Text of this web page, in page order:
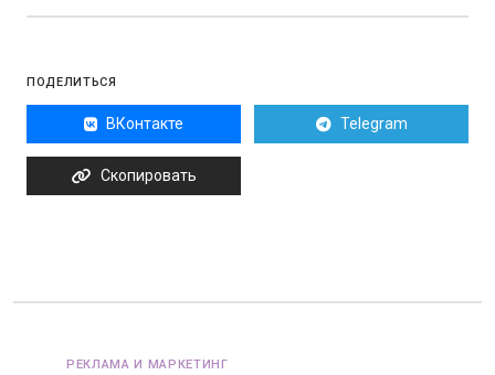
ПОДЕЛИТЬСЯ
ВКонтакте Telegram
Скопировать
РЕКЛАМА И МАРКЕТИНГ